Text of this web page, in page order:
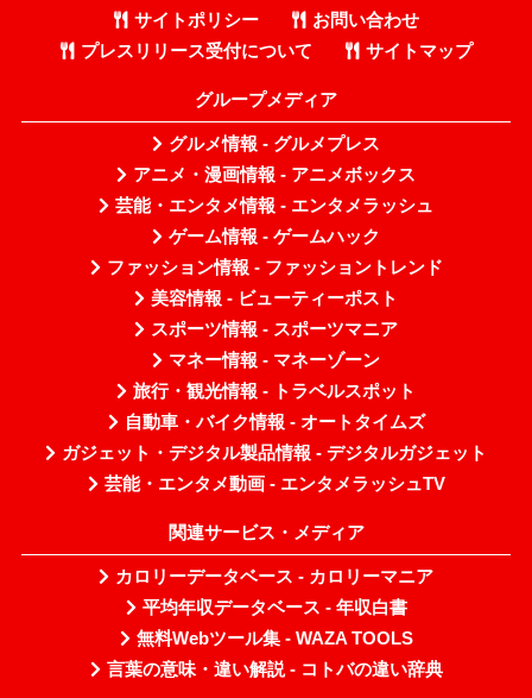
サイトポリシー
お問い合わせ
プレスリリース受付について
サイトマップ
グループメディア
グルメ情報 - グルメプレス
アニメ・漫画情報 - アニメボックス
芸能・エンタメ情報 - エンタメラッシュ
ゲーム情報 - ゲームハック
ファッション情報 - ファッショントレンド
美容情報 - ビューティーポスト
スポーツ情報 - スポーツマニア
マネー情報 - マネーゾーン
旅行・観光情報 - トラベルスポット
自動車・バイク情報 - オートタイムズ
ガジェット・デジタル製品情報 - デジタルガジェット
芸能・エンタメ動画 - エンタメラッシュTV
関連サービス・メディア
カロリーデータベース - カロリーマニア
平均年収データベース - 年収白書
無料Webツール集 - WAZA TOOLS
言葉の意味・違い解説 - コトバの違い辞典